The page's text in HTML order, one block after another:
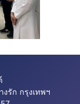
รัก กรุงเทพฯ